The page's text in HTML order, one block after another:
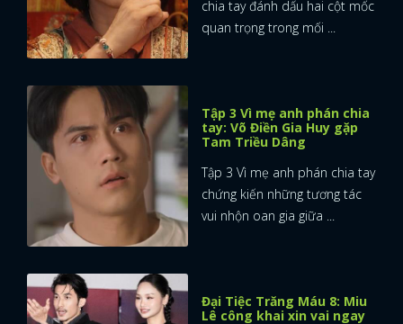
chia tay đánh dấu hai cột mốc
quan trọng trong mối ...
Tập 3 Vì mẹ anh phán chia
tay: Võ Điền Gia Huy gặp
Tam Triều Dâng
Tập 3 Vì mẹ anh phán chia tay
chứng kiến những tương tác
vui nhộn oan gia giữa ...
Đại Tiệc Trăng Máu 8: Miu
Lê công khai xin vai ngay